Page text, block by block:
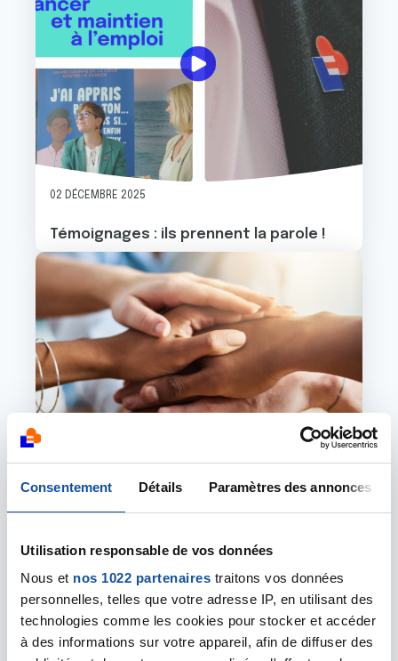
Consentement Détails Paramètres des annonces
Utilisation responsable de vos données
Nous et nos 1022 partenaires traitons vos données
personnelles, telles que votre adresse IP, en utilisant des
technologies comme les cookies pour stocker et accéder
à des informations sur votre appareil, afin de diffuser des
02 DÉCEMBRE 2025
Témoignages : ils prennent la parole !
Appel à projets d'action 2026
Cette nouvelle édition de notre Appel à Projets
1 2 3 4 5 …